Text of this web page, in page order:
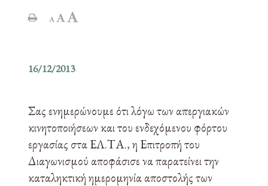
16/12/2013
Σας ενημερώνουμε ότι λόγω των απεργιακών
κινητοποιήσεων και του ενδεχόμενου φόρτου
εργασίας στα ΕΛ.ΤΑ., η Επιτροπή του
Διαγωνισμού αποφάσισε να παρατείνει την
καταληκτική ημερομηνία αποστολής των